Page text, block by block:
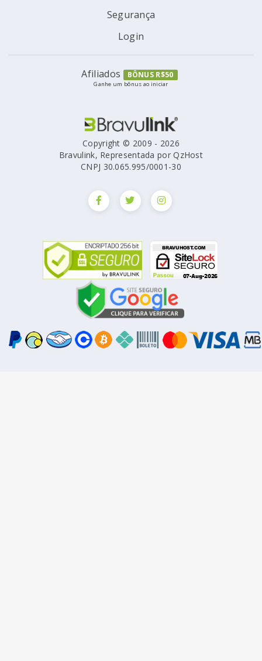
Segurança
Login
Afiliados BÔNUS R$50
Ganhe um bônus ao iniciar
Copyright © 2009 - 2026
Bravulink, Representada por QzHost
CNPJ 30.065.995/0001-30